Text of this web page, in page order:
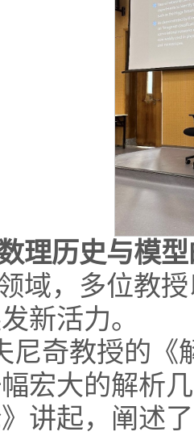
理历史与模
域，多位教
新活力。
尼奇教授的
宏大的解析
》讲起，阐述